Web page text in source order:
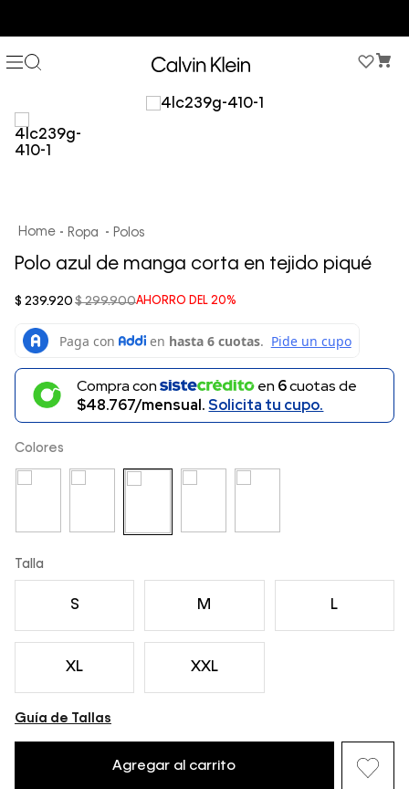
Ropa Polos
Polo azul de manga corta en tejido piqué
AHORRO DEL 20%
$ 299.900
$ 239.920
Compra con en 6cuotas de
$48.767/mensual.Solicita tu cupo.
Colores
Talla
S M L
XL XXL
Guía de Tallas
Agregar al carrito